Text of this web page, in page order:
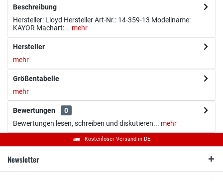
Beschreibung
Hersteller: Lloyd Hersteller Art-Nr.: 14-359-13 Modellname:
KAYOR Machart:... mehr
Hersteller
mehr
Größentabelle
mehr
Bewertungen
0
Bewertungen lesen, schreiben und diskutieren... mehr
Kostenloser Versand in DE
Newsletter